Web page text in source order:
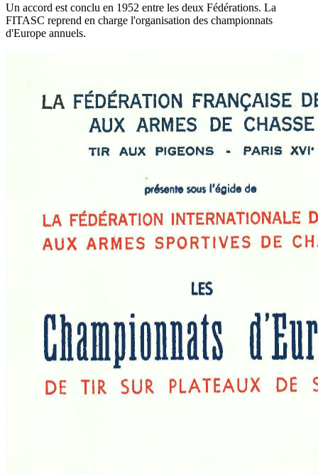
Un accord est conclu en 1952 entre les deux Fédérations. La
FITASC reprend en charge l'organisation des championnats
d'Europe annuels.